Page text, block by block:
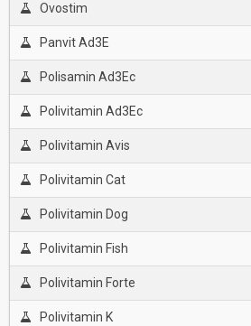
Ovostim
Panvit Ad3E
Polisamin Ad3Ec
Polivitamin Ad3Ec
Polivitamin Avis
Polivitamin Cat
Polivitamin Dog
Polivitamin Fish
Polivitamin Forte
Polivitamin K